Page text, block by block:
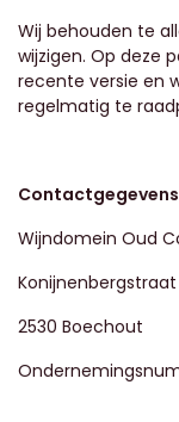
Wij behouden te
wijzigen. Op deze
recente versie en
regelmatig te
Contactgegevens
Wijndomein Oud
2530 Boechout